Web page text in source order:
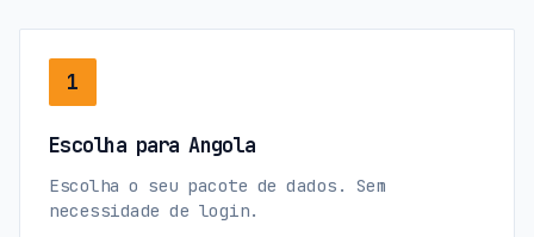
1
Escolha para Angola
Escolha o seu pacote de dados. Sem
necessidade de login.